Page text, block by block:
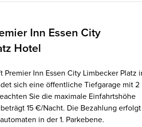
Inn Essen City
Hotel
Premier Inn Essen City Limbecker Platz
sich eine öffentliche Tiefgarage mit 2
Sie die maximale Einfahrtshöhe
15 €/Nacht. Die Bezahlung erfolgt
in der 1. Parkebene.